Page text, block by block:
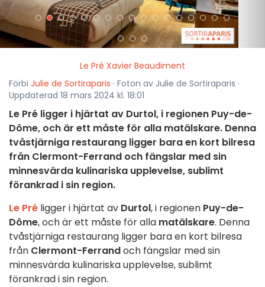
Le Pré Xavier Beaudiment
Förbi Julie de Sortiraparis · Foton av Julie de Sortiraparis ·
Uppdaterad 18 mars 2024 kl. 18:01
Le Pré ligger i hjärtat av Durtol, i regionen Puy-de-
Dôme, och är ett måste för alla matälskare. Denna
tvåstjärniga restaurang ligger bara en kort bilresa
från Clermont-Ferrand och fängslar med sin
minnesvärda kulinariska upplevelse, sublimt
förankrad i sin region.
Le Pré ligger i hjärtat av Durtol, i regionen Puy-de-
Dôme, och är ett måste för alla matälskare. Denna
tvåstjärniga restaurang ligger bara en kort bilresa
från Clermont-Ferrandoch fängslar med sin
minnesvärda kulinariska upplevelse, sublimt
förankrad i sin region.